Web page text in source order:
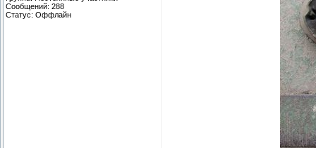
Сообщений: 288
Статус: Оффлайн